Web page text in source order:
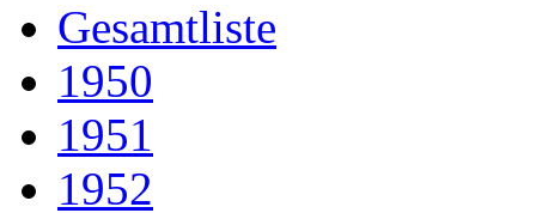
Gesamtliste
1950
1951
1952